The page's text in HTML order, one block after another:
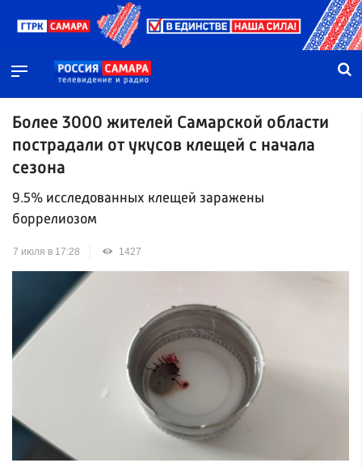
Более 3000 жителей Самарской области
пострадали от укусов клещей с начала
сезона
9.5% исследованных клещей заражены
боррелиозом
7 июля в 17:28 1427